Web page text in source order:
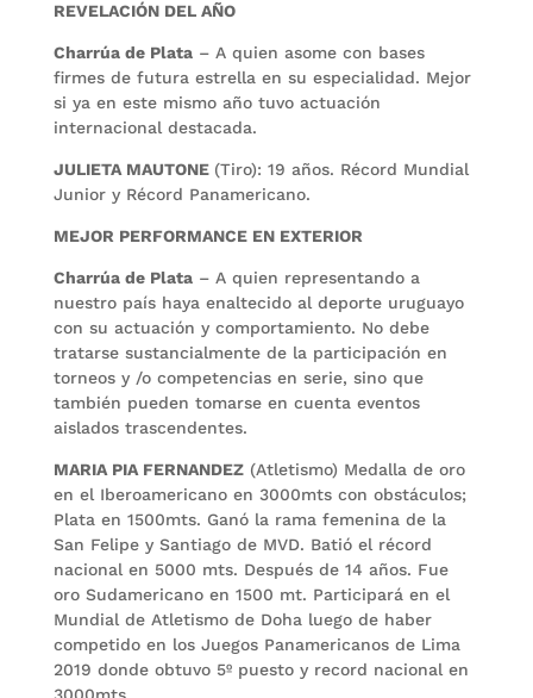
REVELACIÓN DEL AÑO
Charrúa de Plata– A quien asome con bases
firmes de futura estrella en su especialidad. Mejor
si ya en este mismo año tuvo actuación
internacional destacada.
JULIETA MAUTONE (Tiro): 19 años. Récord Mundial
Junior y Récord Panamericano.
MEJOR PERFORMANCE EN EXTERIOR
Charrúa de Plata– A quien representando a
nuestro país haya enaltecido al deporte uruguayo
con su actuación y comportamiento. No debe
tratarse sustancialmente de la participación en
torneos y /o competencias en serie, sino que
también pueden tomarse en cuenta eventos
aislados trascendentes.
MARIA PIA FERNANDEZ(Atletismo) Medalla de oro
en el Iberoamericano en 3000mts con obstáculos;
Plata en 1500mts. Ganó la rama femenina de la
San Felipe y Santiago de MVD. Batió el récord
nacional en 5000 mts. Después de 14 años. Fue
oro Sudamericano en 1500 mt. Participará en el
Mundial de Atletismo de Doha luego de haber
competido en los Juegos Panamericanos de Lima
2019 donde obtuvo 5º puesto y record nacional en